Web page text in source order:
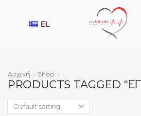
EL
Αρχική Shop
PRODUCTS TAGGED